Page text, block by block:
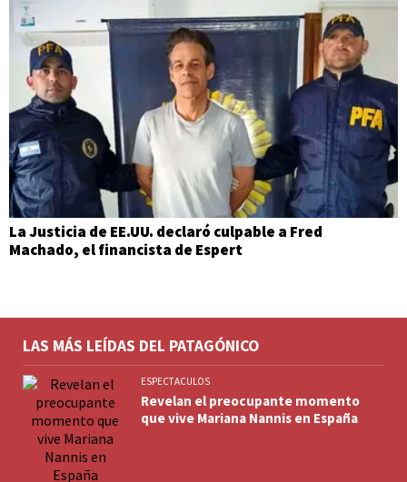
La Justicia de EE.UU. declaró culpable a Fred
Machado, el financista de Espert
LAS MÁS LEÍDAS DEL PATAGÓNICO
ESPECTACULOS
Revelan el preocupante momento
que vive Mariana Nannis en España